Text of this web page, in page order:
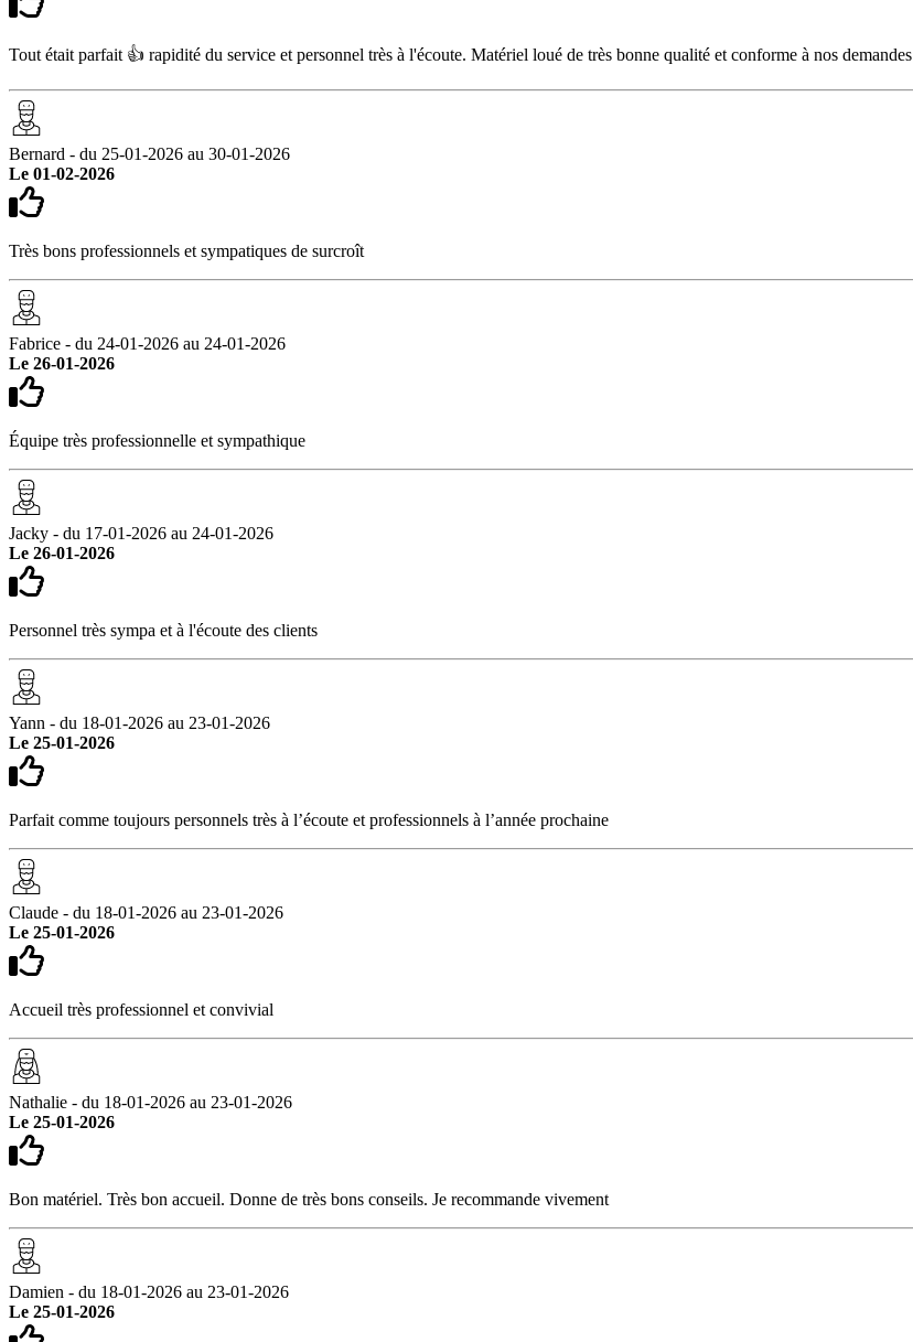
Tout était parfait 👍 rapidité du service et personnel très à l'écoute. Matériel loué de très bonne qualité et conforme à nos demandes
Bernard - du 25-01-2026 au 30-01-2026
Le 01-02-2026
Très bons professionnels et sympatiques de surcroît
Fabrice - du 24-01-2026 au 24-01-2026
Le 26-01-2026
Équipe très professionnelle et sympathique
Jacky - du 17-01-2026 au 24-01-2026
Le 26-01-2026
Personnel très sympa et à l'écoute des clients
Yann - du 18-01-2026 au 23-01-2026
Le 25-01-2026
Parfait comme toujours personnels très à l’écoute et professionnels à l’année prochaine
Claude - du 18-01-2026 au 23-01-2026
Le 25-01-2026
Accueil très professionnel et convivial
Nathalie - du 18-01-2026 au 23-01-2026
Le 25-01-2026
Bon matériel. Très bon accueil. Donne de très bons conseils. Je recommande vivement
Damien - du 18-01-2026 au 23-01-2026
Le 25-01-2026